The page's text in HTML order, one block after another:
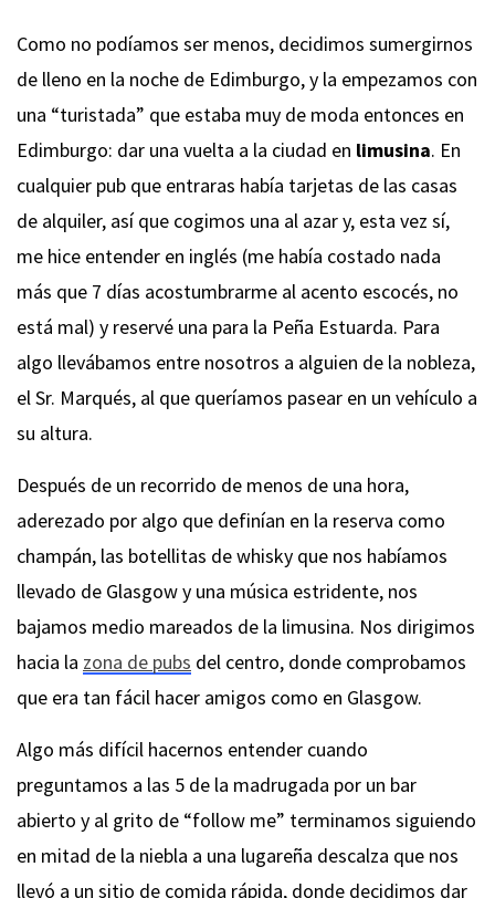
Como no podíamos ser menos, decidimos sumergirnos
de lleno en la noche de Edimburgo, y la empezamos con
una “turistada” que estaba muy de moda entonces en
Edimburgo: dar una vuelta a la ciudad en limusina. En
cualquier pub que entraras había tarjetas de las casas
de alquiler, así que cogimos una al azar y, esta vez sí,
me hice entender en inglés (me había costado nada
más que 7 días acostumbrarme al acento escocés, no
está mal) y reservé una para la Peña Estuarda. Para
algo llevábamos entre nosotros a alguien de la nobleza,
el Sr. Marqués, al que queríamos pasear en un vehículo a
su altura.
Después de un recorrido de menos de una hora,
aderezado por algo que definían en la reserva como
champán, las botellitas de whisky que nos habíamos
llevado de Glasgow y una música estridente, nos
bajamos medio mareados de la limusina. Nos dirigimos
hacia la zona de pubs del centro, donde comprobamos
que era tan fácil hacer amigos como en Glasgow.
Algo más difícil hacernos entender cuando
preguntamos a las 5 de la madrugada por un bar
abierto y al grito de “follow me” terminamos siguiendo
en mitad de la niebla a una lugareña descalza que nos
llevó a un sitio de comida rápida, donde decidimos dar